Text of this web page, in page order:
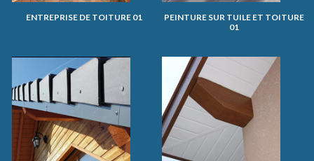
ENTREPRISE DE TOITURE 01
PEINTURE SUR TUILE ET TOITURE
01